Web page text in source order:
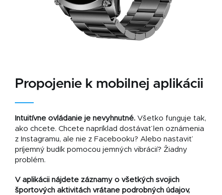
Propojenie k mobilnej aplikácii
Intuitívne ovládanie je nevyhnutné. Všetko funguje tak,
ako chcete. Chcete napríklad dostávať len oznámenia
z Instagramu, ale nie z Facebooku? Alebo nastaviť
príjemný budík pomocou jemných vibrácií? Žiadny
problém.
V aplikácii nájdete záznamy o všetkých svojich
športových aktivitách vrátane podrobných údajov,